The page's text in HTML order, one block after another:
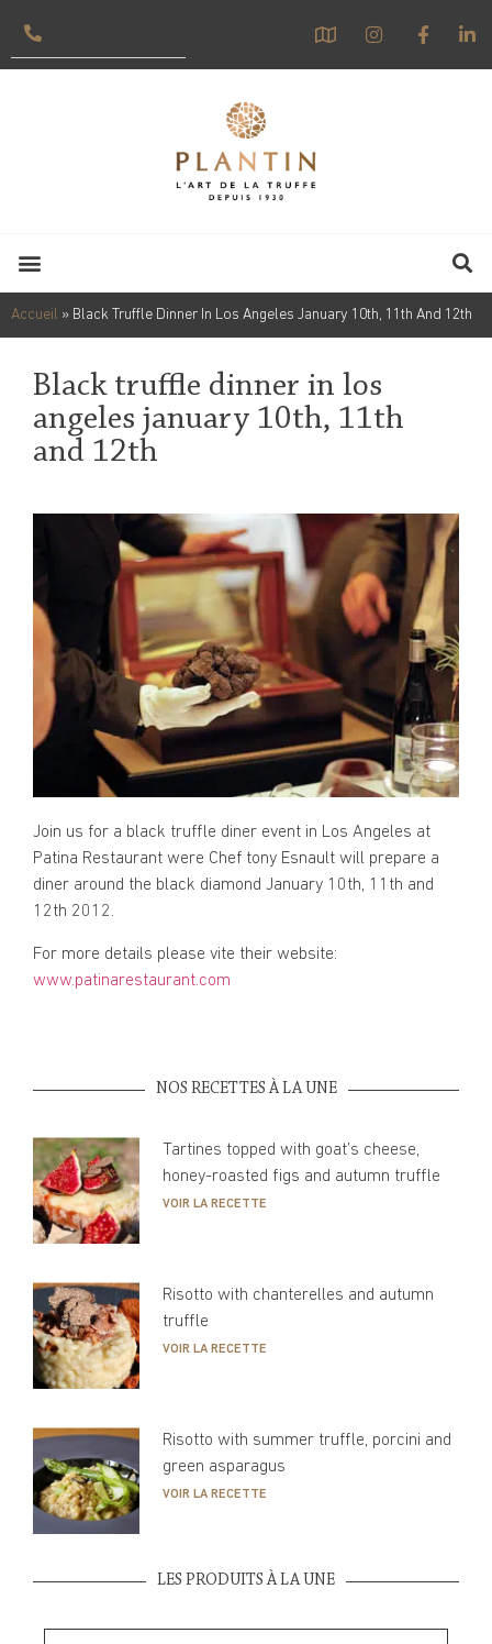
Accueil » Black Truffle Dinner In Los Angeles January 10th, 11th And 12th
Black truffle dinner in los
angeles january 10th, 11th
and 12th
Join us for a black truffle diner event in Los Angeles at
Patina Restaurant were Chef tony Esnault will prepare a
diner around the black diamond January 10th, 11th and
12th 2012.
For more details please vite their website:
www.patinarestaurant.com
NOS RECETTES À LA UNE
Tartines topped with goat’s cheese,
honey-roasted figs and autumn truffle
VOIR LA RECETTE
Risotto with chanterelles and autumn
truffle
VOIR LA RECETTE
Risotto with summer truffle, porcini and
green asparagus
VOIR LA RECETTE
LES PRODUITS À LA UNE